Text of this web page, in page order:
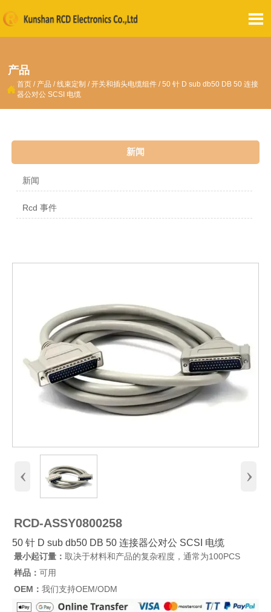

产品
 首页 / 产品 /线束定制 /开关和插头电缆组件 /50 针 D sub db50 DB 50 连接
器公对公 SCSI 电缆
新闻
新闻
Rcd 事件
‹ ›
RCD-ASSY0800258
50 针 D sub db50 DB 50 连接器公对公 SCSI 电缆
最小起订量： 取决于材料和产品的复杂程度，通常为100PCS
样品： 可用
OEM： 我们支持OEM/ODM